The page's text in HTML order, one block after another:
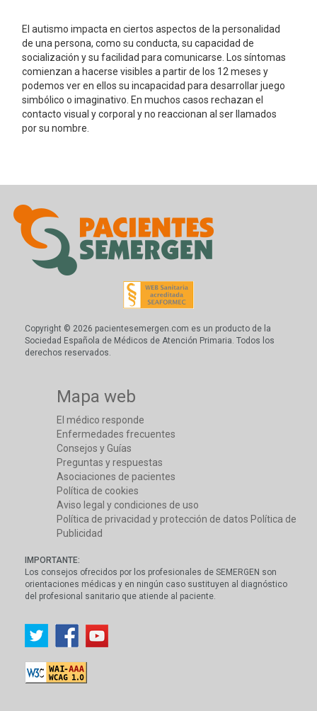
El autismo impacta en ciertos aspectos de la personalidad
de una persona, como su conducta, su capacidad de
socialización y su facilidad para comunicarse. Los síntomas
comienzan a hacerse visibles a partir de los 12 meses y
podemos ver en ellos su incapacidad para desarrollar juego
simbólico o imaginativo. En muchos casos rechazan el
contacto visual y corporal y no reaccionan al ser llamados
por su nombre.
Copyright © 2026 pacientesemergen.com es un producto de la
Sociedad Española de Médicos de Atención Primaria. Todos los
derechos reservados.
Mapa web
El médico responde
Enfermedades frecuentes
Consejos y Guías
Preguntas y respuestas
Asociaciones de pacientes
Política de cookies
Aviso legal y condiciones de uso
Política de privacidad y protección de datos Política de
Publicidad
IMPORTANTE:
Los consejos ofrecidos por los profesionales de SEMERGEN son
orientaciones médicas y en ningún caso sustituyen al diagnóstico
del profesional sanitario que atiende al paciente.